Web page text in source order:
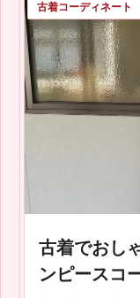
古着コーディネート
古着でおし
ンピースコ